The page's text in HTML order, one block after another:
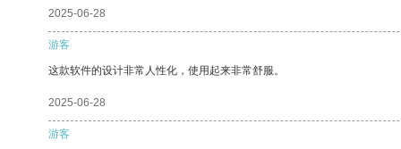
2025-06-28
游客
这款软件的设计非常人性化，使用起来非常舒服。
2025-06-28
游客